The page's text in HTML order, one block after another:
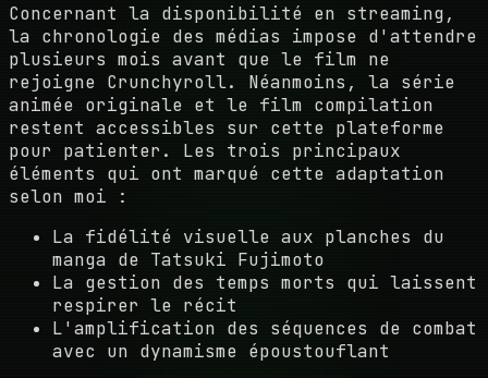
Concernant la disponibilité en streaming,
la chronologie des médias impose d'attendre
plusieurs mois avant que le film ne
rejoigne Crunchyroll. Néanmoins, la série
animée originale et le film compilation
restent accessibles sur cette plateforme
pour patienter. Les trois principaux
éléments qui ont marqué cette adaptation
selon moi :
La fidélité visuelle aux planches du
manga de Tatsuki Fujimoto
La gestion des temps morts qui laissent
respirer le récit
L'amplification des séquences de combat
avec un dynamisme époustouflant